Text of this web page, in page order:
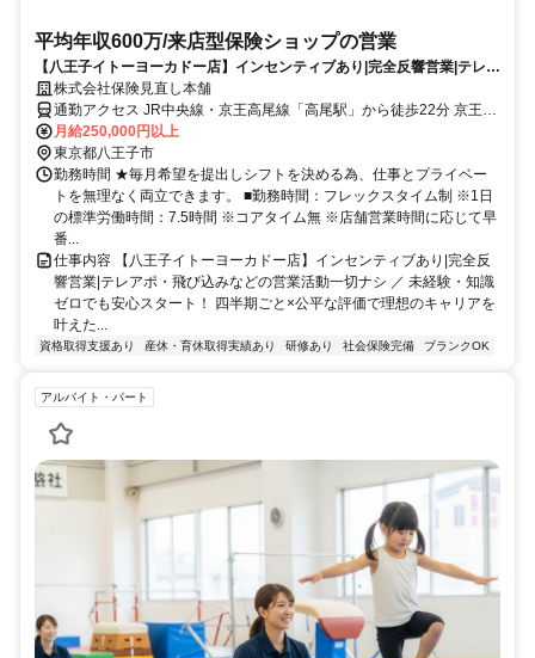
平均年収600万/来店型保険ショップの営業
【八王子イトーヨーカドー店】インセンティブあり|完全反響営業|テレア
ポ・飛び込みなどの営業活動一切ナシ
株式会社保険見直し本舗
通勤アクセス JR中央線・京王高尾線「高尾駅」から徒歩22分 京王高
尾線「狭間駅」から徒歩3分＊原則車通勤可（一部該当しない店舗あ
り※ご相談ください）
月給250,000円以上
東京都八王子市
勤務時間 ★毎月希望を提出しシフトを決める為、仕事とプライベー
トを無理なく両立できます。 ■勤務時間：フレックスタイム制 ※1日
の標準労働時間：7.5時間 ※コアタイム無 ※店舗営業時間に応じて早
番...
仕事内容 【八王子イトーヨーカドー店】インセンティブあり|完全反
響営業|テレアポ・飛び込みなどの営業活動一切ナシ ／ 未経験・知識
ゼロでも安心スタート！ 四半期ごと×公平な評価で理想のキャリアを
叶えた...
資格取得支援あり 産休・育休取得実績あり 研修あり 社会保険完備 ブランクOK
アルバイト・パート